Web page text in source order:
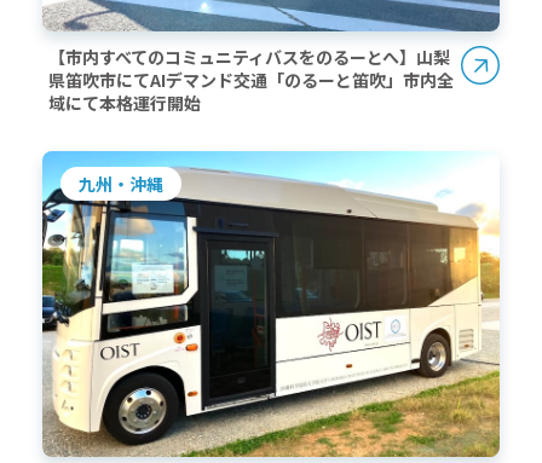
【市内すべてのコミュニティバスをのるーとへ】山梨
県笛吹市にてAIデマンド交通「のるーと笛吹」市内全
域にて本格運行開始
九州・沖縄